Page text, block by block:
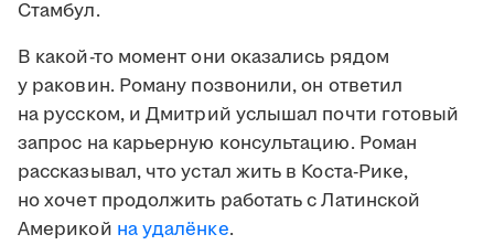
Стамбул.
В какой-то момент они оказались рядом
у раковин. Роману позвонили, он ответил
на русском, и Дмитрий услышал почти готовый
запрос на карьерную консультацию. Роман
рассказывал, что устал жить в Коста-Рике,
но хочет продолжить работать с Латинской
Америкой на удалёнке.